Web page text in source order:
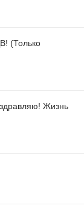
(Только
Жизнь